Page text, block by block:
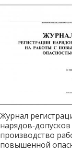
Журнал
нарядов-допусков
производство
повышенной